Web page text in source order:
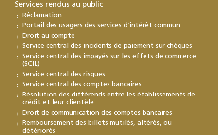
Services rendus au public
Réclamation
Portail des usagers des services d’intérêt commun
Droit au compte
Service central des incidents de paiement sur chèques
Service central des impayés sur les effets de commerce
(SCIL)
Service central des risques
Service central des comptes bancaires
Résolution des différends entre les établissements de
crédit et leur clientèle
Droit de communication des comptes bancaires
Remboursement des billets mutilés, altérés, ou
détériorés